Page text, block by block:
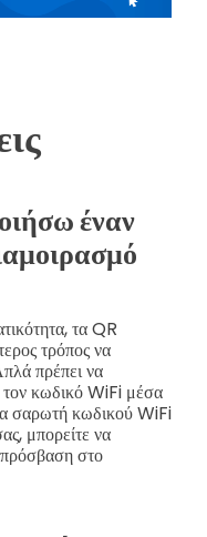
έναν
τα QR
τρόπος να
πρέπει να
κωδικό WiFi μέσα
σαρωτή κωδικού WiFi
μπορείτε να
πρόσβαση στο